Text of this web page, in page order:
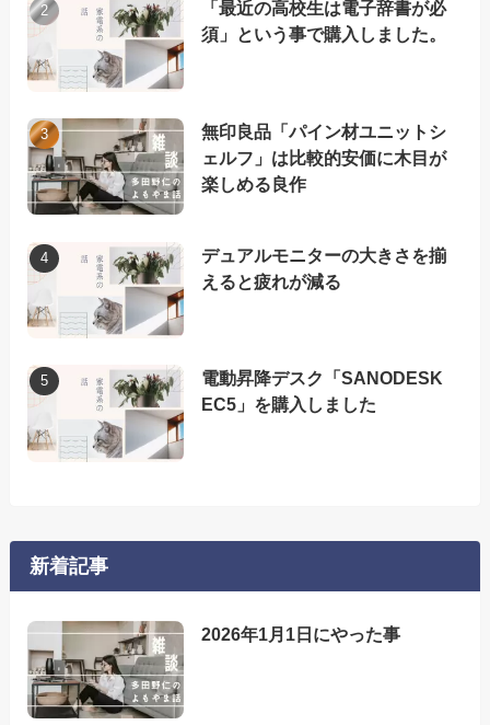
「最近の高校生は電子辞書が必
須」という事で購入しました。
無印良品「パイン材ユニットシ
ェルフ」は比較的安価に木目が
楽しめる良作
デュアルモニターの大きさを揃
えると疲れが減る
電動昇降デスク「SANODESK
EC5」を購入しました
新着記事
2026年1月1日にやった事